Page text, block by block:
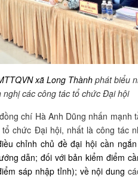
xã Long Thành phát biểu
các công tác tổ chức Đại hội
chí Hà Anh Dũng nhấn mạnh
chức Đại hội, nhất là công tác
chỉnh chủ đề đại hội cần
dẫn; đối với bản kiểm điểm
sáp nhập tỉnh); về nội dung